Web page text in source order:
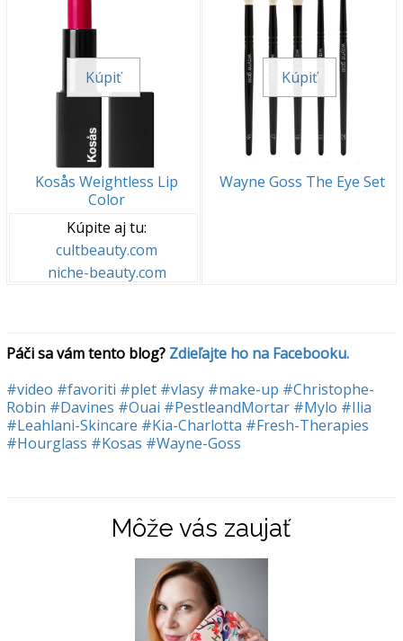
Kúpiť
Kosås Weightless Lip
Color
Kúpite aj tu:
cultbeauty.com
niche-beauty.com
Kúpiť
Wayne Goss The Eye Set
Páči sa vám tento blog? Zdieľajte ho na Facebooku.
#video #favoriti #plet #vlasy #make-up #Christophe-
Robin #Davines #Ouai #PestleandMortar #Mylo #Ilia
#Leahlani-Skincare #Kia-Charlotta #Fresh-Therapies
#Hourglass #Kosas #Wayne-Goss
Môže vás zaujať